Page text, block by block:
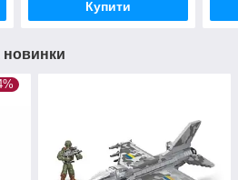
Купити
новинки